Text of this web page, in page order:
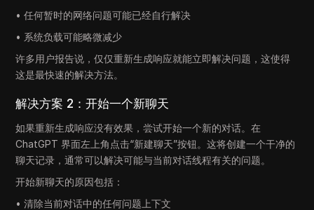
• 任何暂时的网络问题可能已经自行解决
• 系统负载可能略微减少
许多用户报告说，仅仅重新生成响应就能立即解决问题，这使得
这是最快速的解决方法。
解决方案 2：开始一个新聊天
如果重新生成响应没有效果，尝试开始一个新的对话。在
ChatGPT 界面左上角点击“新建聊天”按钮。这将创建一个干净的
聊天记录，通常可以解决可能与当前对话线程有关的问题。
开始新聊天的原因包括：
• 清除当前对话中的任何问题上下文